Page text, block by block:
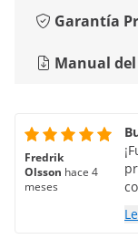
Garantía
Manual
Fredrik
Olsson hace 4
meses